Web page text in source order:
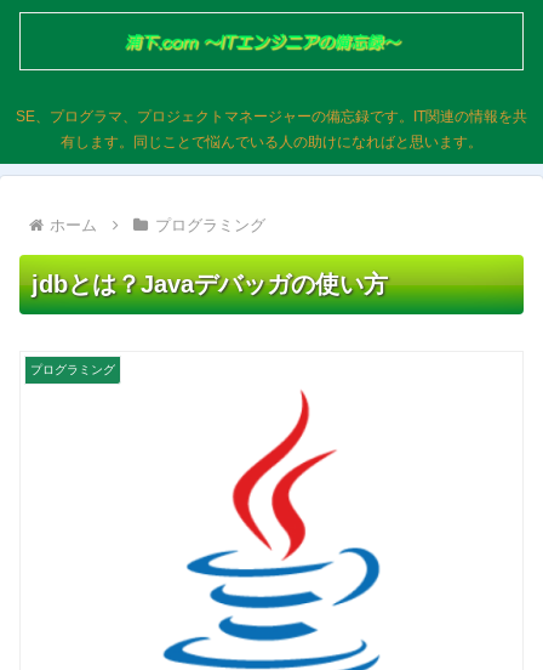
SE、プログラマ、プロジェクトマネージャーの備忘録です。IT関連の情報を共
有します。同じことで悩んでいる人の助けになればと思います。
ホーム プログラミング
jdbとは？Javaデバッガの使い方
プログラミング